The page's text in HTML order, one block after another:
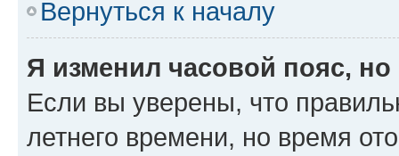
Вернуться к началу
Я изменил часовой пояс,
Если вы уверены, что
летнего времени, но время